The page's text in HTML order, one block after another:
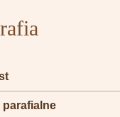
parafialne